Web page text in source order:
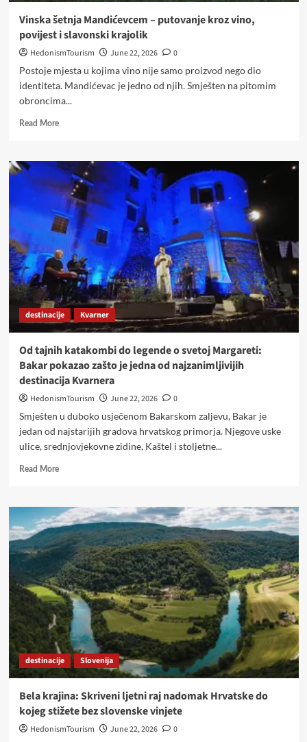
Vinska šetnja Mandićevcem – putovanje kroz vino,
povijest i slavonski krajolik
HedonismTourism June 22, 2026
0
Postoje mjesta u kojima vino nije samo proizvod nego dio
identiteta. Mandićevac je jedno od njih. Smješten na pitomim
obroncima...
Read MoreRead
Vinska
šetnja
Mandićevcem
–
putovanje
kroz
vino,
povijest
i
slavonski
krajolik
destinacije Kvarner
Od tajnih katakombi do legende o svetoj Margareti:
Bakar pokazao zašto je jedna od najzanimljivijih
destinacija Kvarnera
HedonismTourism June 22, 2026
0
Smješten u duboko usječenom Bakarskom zaljevu, Bakar je
jedan od najstarijih gradova hrvatskog primorja. Njegove uske
ulice, srednjovjekovne zidine, Kaštel i stoljetne...
Read MoreRead
Od
tajnih
katakombi
do
legende
o
svetoj
Margareti:
Bakar
pokazao
zašto
je
jedna
destinacija
Kvarnera
destinacije Slovenija
Bela krajina: Skriveni ljetni raj nadomak Hrvatske do
kojeg stižete bez slovenske vinjete
HedonismTourism June 22, 2026
0